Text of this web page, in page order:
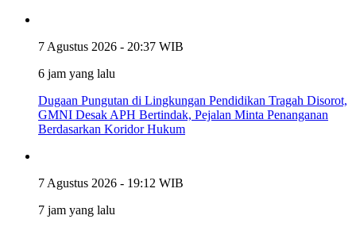
7 Agustus 2026 - 20:37 WIB
6 jam yang lalu
Dugaan Pungutan di Lingkungan Pendidikan Tragah Disorot,
GMNI Desak APH Bertindak, Pejalan Minta Penanganan
Berdasarkan Koridor Hukum
7 Agustus 2026 - 19:12 WIB
7 jam yang lalu